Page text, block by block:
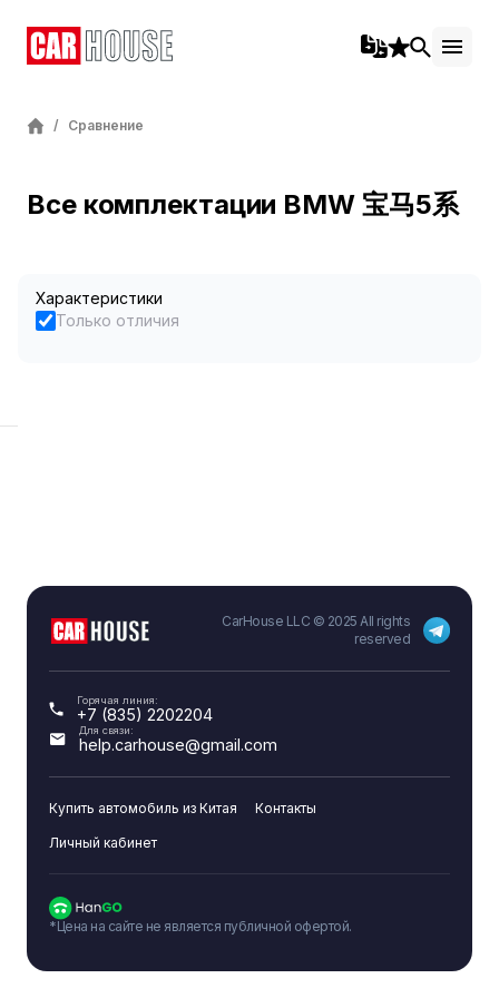
/ Сравнение
Все комплектации BMW 宝马5系
Характеристики
Только отличия
CarHouse LLC © 2025 All rights
reserved
Купить автомобиль из Китая Контакты
Личный кабинет
Горячая линия:
+7 (835) 2202204
Для связи:
help.carhouse@gmail.com
*Цена на сайте не является публичной офертой.